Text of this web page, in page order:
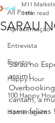
All Posts
Apresentação
Entrevista
Eventos
Happy Hour
100 Happy
Homenagem
SARAU
M11
1 min read
Sarau no
assim!
cantam, a
saem felizes !